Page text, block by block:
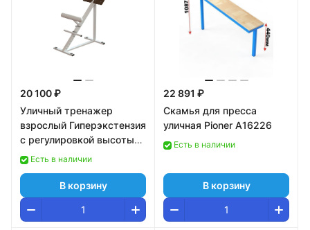
20 100 ₽
Уличный тренажер
взрослый Гиперэкстензия
с регулировкой высоты
Pioner A17405
Есть в наличии
В корзину
22 891 ₽
Скамья для пресса
уличная Pioner A16226
Есть в наличии
В корзину